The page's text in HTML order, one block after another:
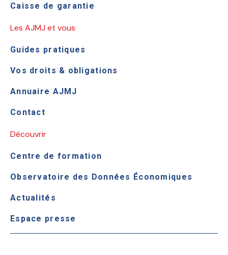
Caisse de garantie
Les AJMJ et vous
Guides pratiques
Vos droits & obligations
Annuaire AJMJ
Contact
Découvrir
Centre de formation
Observatoire des Données Économiques
Actualités
Espace presse